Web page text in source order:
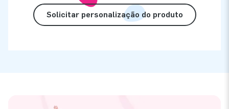
Solicitar personalização do produto